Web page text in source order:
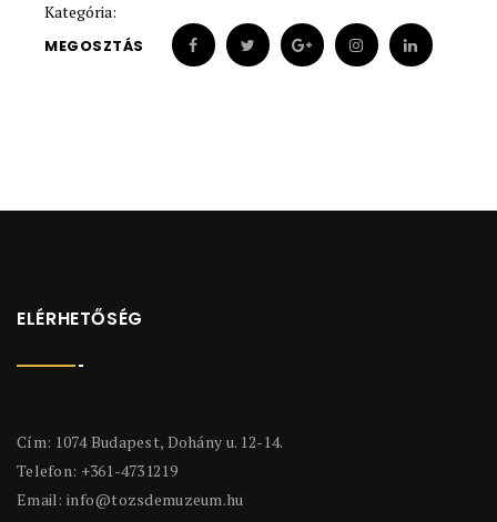
Kategória:
MEGOSZTÁS
ELÉRHETŐSÉG
Cím: 1074 Budapest, Dohány u. 12-14.
Telefon: +361-4731219
Email: info@tozsdemuzeum.hu